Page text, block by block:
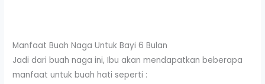
Manfaat Buah Naga Untuk Bayi 6 Bulan
Jadi dari buah naga ini, Ibu akan mendapatkan beberapa
manfaat untuk buah hati seperti :